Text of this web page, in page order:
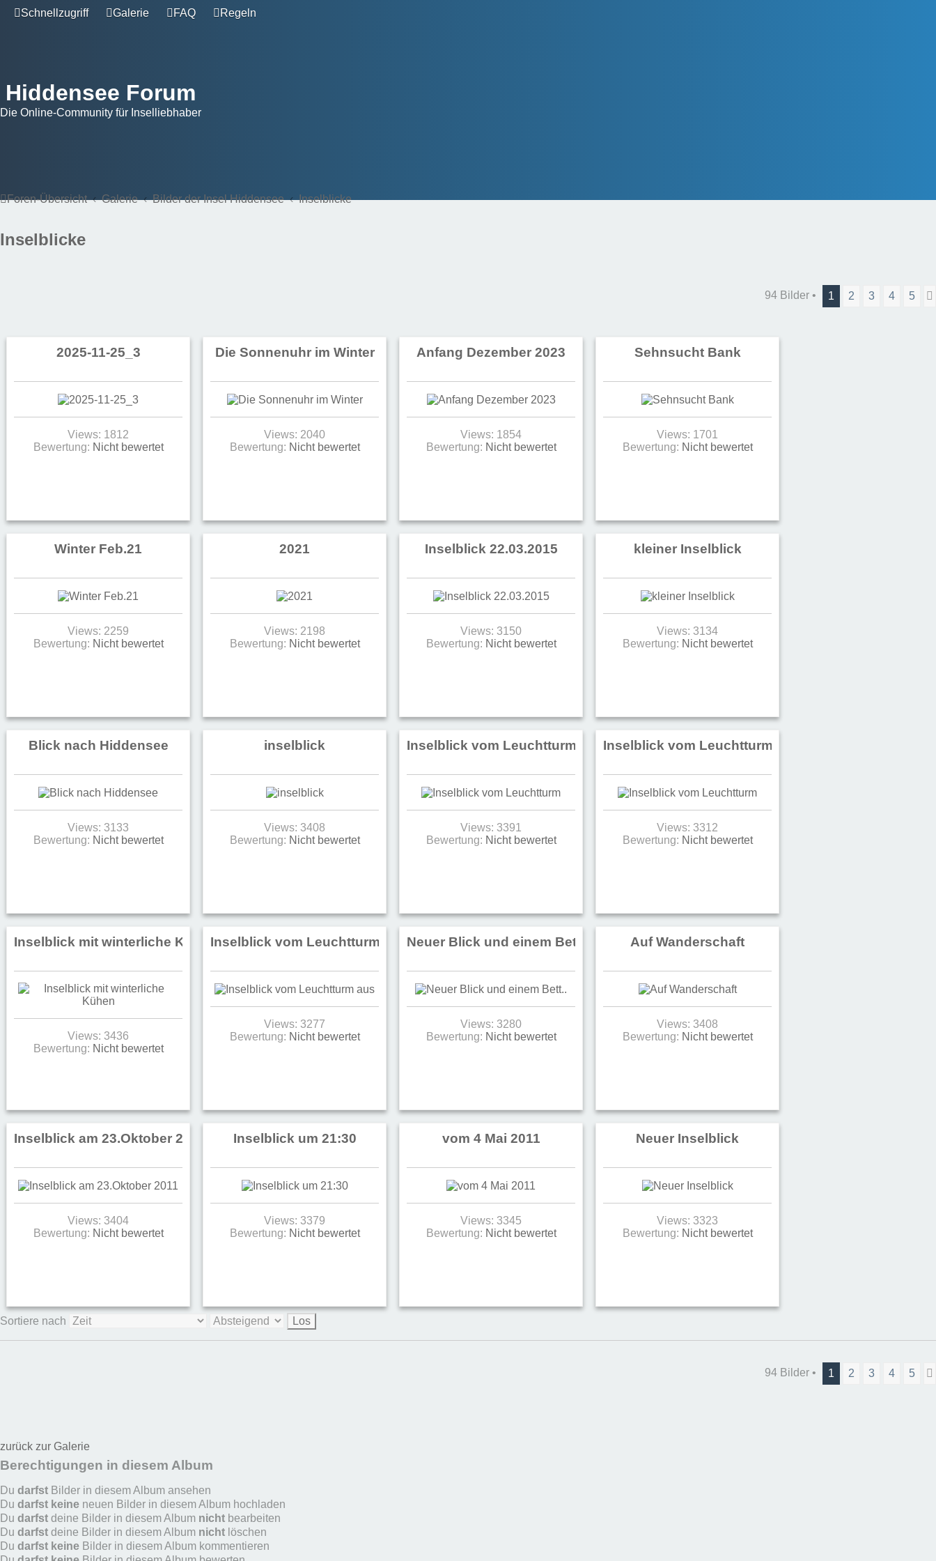
Schnellzugriff Galerie FAQ Regeln
Hiddensee Forum
Die Online-Community für Inselliebhaber
Foren-Übersicht Galerie Bilder der Insel Hiddensee Inselblicke
Inselblicke
94 Bilder • 1 2 3 4 5
2025-11-25_3
Views: 1812
Bewertung: Nicht bewertet
Die Sonnenuhr im Winter
Views: 2040
Bewertung: Nicht bewertet
Anfang Dezember 2023
Views: 1854
Bewertung: Nicht bewertet
Sehnsucht Bank
Views: 1701
Bewertung: Nicht bewertet
Winter Feb.21
Views: 2259
Bewertung: Nicht bewertet
2021
Views: 2198
Bewertung: Nicht bewertet
Inselblick 22.03.2015
Views: 3150
Bewertung: Nicht bewertet
kleiner Inselblick
Views: 3134
Bewertung: Nicht bewertet
Blick nach Hiddensee
Views: 3133
Bewertung: Nicht bewertet
inselblick
Views: 3408
Bewertung: Nicht bewertet
Inselblick vom Leuchtturm
Views: 3391
Bewertung: Nicht bewertet
Inselblick vom Leuchtturm
Views: 3312
Bewertung: Nicht bewertet
Inselblick mit winterliche Kühen
Views: 3436
Bewertung: Nicht bewertet
Inselblick vom Leuchtturm aus
Views: 3277
Bewertung: Nicht bewertet
Neuer Blick und einem Bett..
Views: 3280
Bewertung: Nicht bewertet
Auf Wanderschaft
Views: 3408
Bewertung: Nicht bewertet
Inselblick am 23.Oktober 2011
Views: 3404
Bewertung: Nicht bewertet
Inselblick um 21:30
Views: 3379
Bewertung: Nicht bewertet
vom 4 Mai 2011
Views: 3345
Bewertung: Nicht bewertet
Neuer Inselblick
Views: 3323
Bewertung: Nicht bewertet
Sortiere nach
94 Bilder • 1 2 3 4 5
zurück zur Galerie
Berechtigungen in diesem Album
Du darfst Bilder in diesem Album ansehen
Du darfst keine neuen Bilder in diesem Album hochladen
Du darfst deine Bilder in diesem Album nicht bearbeiten
Du darfst deine Bilder in diesem Album nicht löschen
Du darfst keine Bilder in diesem Album kommentieren